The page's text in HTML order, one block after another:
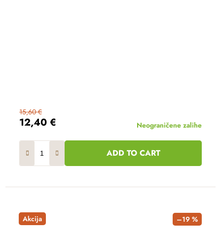
12,40 €
15,60 €
Neograničene zalihe
ADD TO CART
Akcija –19 %